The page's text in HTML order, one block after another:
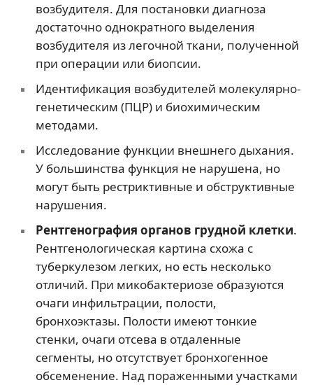
возбудителя. Для постановки диагноза
достаточно однократного выделения
возбудителя из легочной ткани, полученной
при операции или биопсии.
Идентификация возбудителей молекулярно-
генетическим (ПЦР) и биохимическим
методами.
Исследование функции внешнего дыхания.
У большинства функция не нарушена, но
могут быть рестриктивные и обструктивные
нарушения.
Рентгенография органов грудной клетки.
Рентгенологическая картина схожа с
туберкулезом легких, но есть несколько
отличий. При микобактериозе образуются
очаги инфильтрации, полости,
бронхоэктазы. Полости имеют тонкие
стенки, очаги отсева в отдаленные
сегменты, но отсутствует бронхогенное
обсеменение. Над пораженными участками